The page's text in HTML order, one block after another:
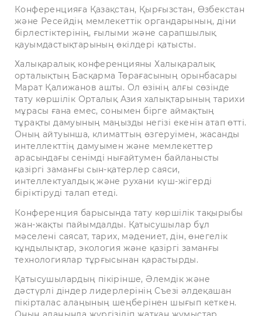
Конференцияға Қазақстан, Қырғызстан, Өзбекстан
және Ресейдің мемлекеттік органдарының, діни
бірлестіктерінің, ғылыми және сарапшылық
қауымдастықтарының өкілдері қатысты.
Халықаралық конференцияны Халықаралық
орталықтың Басқарма Төрағасының орынбасары
Марат Қалижанов ашты. Ол өзінің алғы сөзінде
тату көршілік Орталық Азия халықтарының тарихи
мұрасы ғана емес, сонымен бірге аймақтың
тұрақты дамуының маңызды негізі екенін атап өтті.
Оның айтуынша, климаттың өзгеруімен, жасанды
интеллекттің дамуымен және мемлекеттер
арасындағы сенімді нығайтумен байланысты
қазіргі заманғы сын-қатерлер саяси,
интеллектуалдық және рухани күш-жігерді
біріктіруді талап етеді.
Конференция барысында тату көршілік тақырыбы
жан-жақты пайымдалды. Қатысушылар бұл
мәселені саясат, тарих, мәдениет, дін, өнегелік
құндылықтар, экология және қазіргі заманғы
технологиялар тұрғысынан қарастырды.
Қатысушылардың пікірінше, Әлемдік және
дәстүрлі діндер лидерлерінің Съезі әлдеқашан
пікірталас алаңының шеңберінен шығып кеткен.